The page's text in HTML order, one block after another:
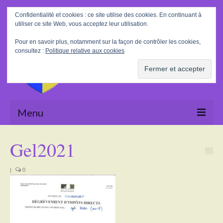
Rechercher
:
Menu
La Mairie
Tourisme
Gel2021
| 0
Confidentialité et cookies : ce site utilise des cookies. En continuant à
utiliser ce site Web, vous acceptez leur utilisation.
Pour en savoir plus, notamment sur la façon de contrôler les cookies,
consultez : Politique relative aux cookies